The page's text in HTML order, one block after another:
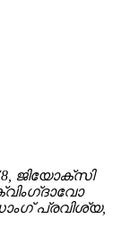
ജിയോക്‌സി
പ്രവിശ്യ,